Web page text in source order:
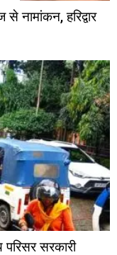
नामांकन, हरिद्वार
सरकारी